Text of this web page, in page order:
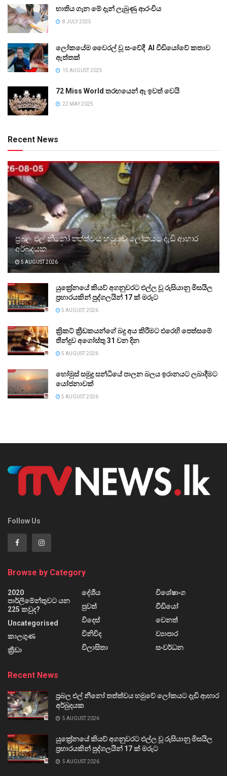
භාතිය ගැන මේ දැන් ලැබුණු ආරංචිය
8 JULY 2025
ලෝකයේම වෛරල් වූ සංවේදී AI වීඩියෝවේ කතාව
ඇත්තක්
15 AUGUST 2025
72 Miss World තරඟයෙන් ඈ ඉවත් වෙයි
22 MAY 2025
Recent News
ප්‍රබල එල් නීනෝ තත්ත්වය හමුවේ ලෝකයට දැඩි ආහාර
අර්බුදයක
5 AUGUST 2026
යුක්‍රේනයේ කියව් අගනුවරට එල්ල වූ රුසියානු මිසයිල
ප්‍රහාරයකින් පුද්ගලයින් 17 ක් මරුට
5 AUGUST 2026
ක්‍රිකට් ක්‍රීඩකයන්ගේ බදු අය කිරීමට එරෙහි පෙත්සමේ
තීන්දුව අගෝස්තු 31 වන දින
5 AUGUST 2026
හෝමුස් සමුද්‍ර සන්ධියේ පාලන බලය ඉරානයට ලබාදීමට
යෝජනාවක්
5 AUGUST 2026
Follow Us
Browse by Category
2020
පාර්ලිමේන්තුවට යන
225 කවුද?
Uncategorised
කාලගුණ
ක්‍රීඩා
දේශීය
පුවත්
විදෙස්
විනිවිද
විලාසිතා
විශේෂාංග
වීඩියෝ
වෙනත්
ව්‍යාපාර
සංවර්ධන
Recent News
ප්‍රබල එල් නීනෝ තත්ත්වය හමුවේ ලෝකයට දැඩි ආහාර
අර්බුදයක
5 AUGUST 2026
යුක්‍රේනයේ කියව් අගනුවරට එල්ල වූ රුසියානු මිසයිල
ප්‍රහාරයකින් පුද්ගලයින් 17 ක් මරුට
5 AUGUST 2026